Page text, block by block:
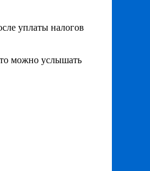
уплаты налогов
можно услышать